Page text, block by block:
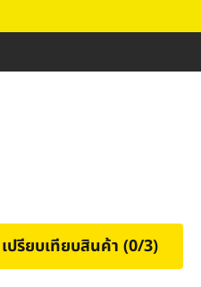
เปรียบเทียบสินค้า (0/3)